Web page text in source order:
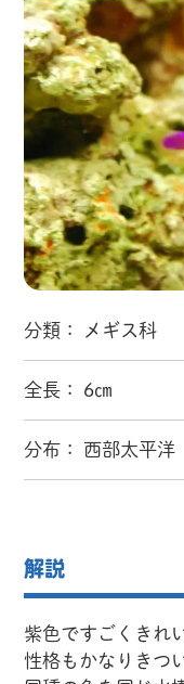
分類： メギス科
全長： 6㎝
分布： 西部太平洋
解説
紫色ですごくきれ
性格もかなりきつ